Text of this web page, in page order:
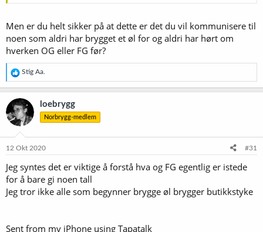
Men er du helt sikker på at dette er det du vil kommunisere til
noen som aldri har brygget et øl for og aldri har hørt om
hverken OG eller FG før?
R
e
a
k
s
j
o
e
:
Stig Aa.
loebrygg
Norbrygg-medlem
12 Okt 2020 #31
Jeg syntes det er viktige å forstå hva og FG egentlig er istede
for å bare gi noen tall
Jeg tror ikke alle som begynner brygge øl brygger butikkstyke
Sent from my iPhone using Tapatalk